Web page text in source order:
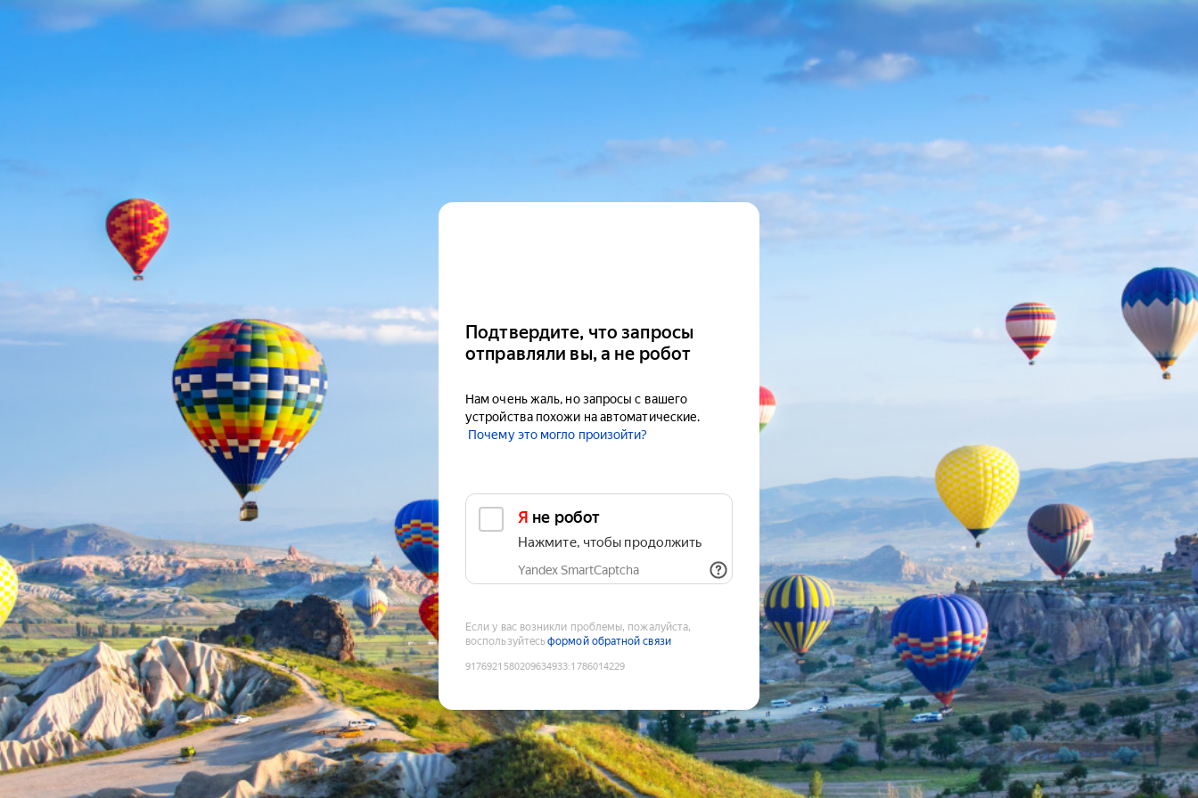
Подтвердите, что запросы
отправляли вы, а не робот
Нам очень жаль, но запросы с вашего
устройства похожи на автоматические.
Почему это могло произойти?
Я не робот
Нажмите, чтобы продолжить
Yandex SmartCaptcha
Если у вас возникли проблемы, пожалуйста,
воспользуйтесьформой обратной связи
9176921580209634933:1786014229